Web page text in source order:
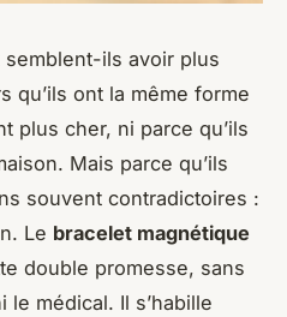
ils avoir plus
qu’ils ont la même forme
plus cher, ni parce qu’ils
Mais parce qu’ils
souvent contradictoires :
Le bracelet magnétique
double promesse, sans
médical. Il s’habille